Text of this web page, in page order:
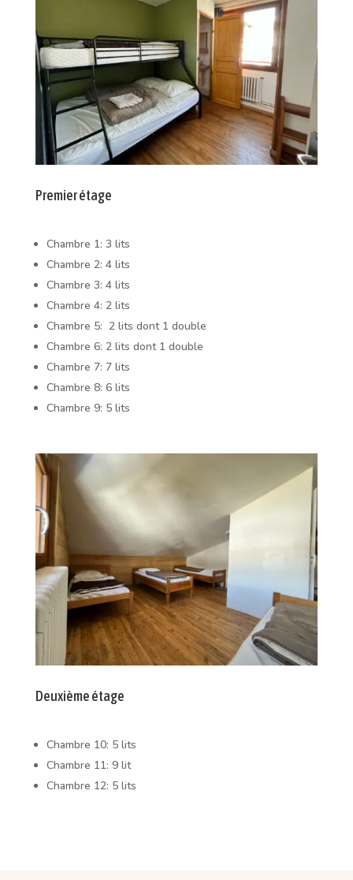
Premier étage
Chambre 1: 3 lits
Chambre 2: 4 lits
Chambre 3: 4 lits
Chambre 4: 2 lits
Chambre 5: 2 lits dont 1 double
Chambre 6: 2 lits dont 1 double
Chambre 7: 7 lits
Chambre 8: 6 lits
Chambre 9: 5 lits
Deuxième étage
Chambre 10: 5 lits
Chambre 11: 9 lit
Chambre 12: 5 lits